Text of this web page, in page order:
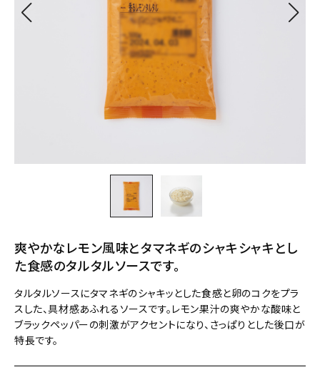
爽やかなレモン風味とタマネギのシャキシャキとし
た食感のタルタルソースです。
タルタルソースにタマネギのシャキッとした食感と卵のコクをプラ
スした、具材感あふれるソースです。レモン果汁の爽やかな酸味と
ブラックペッパーの刺激がアクセントになり、さっぱりとした後口が
特長です。